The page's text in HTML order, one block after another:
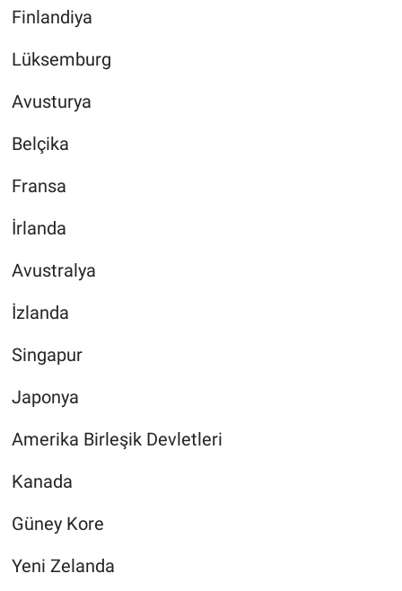
Finlandiya
Lüksemburg
Avusturya
Belçika
Fransa
İrlanda
Avustralya
İzlanda
Singapur
Japonya
Amerika Birleşik Devletleri
Kanada
Güney Kore
Yeni Zelanda